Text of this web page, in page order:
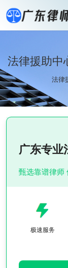
法律援助中
法律
广东专业
甄选靠谱律师
极速服务